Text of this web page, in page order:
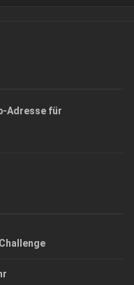
Adresse für